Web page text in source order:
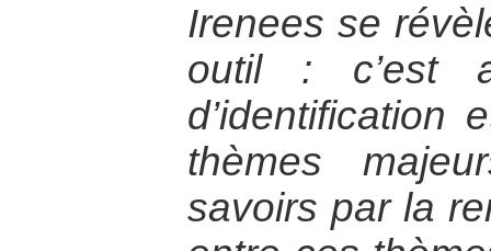
Irenees se
outil : c’est
d’identification
thèmes
savoirs par la